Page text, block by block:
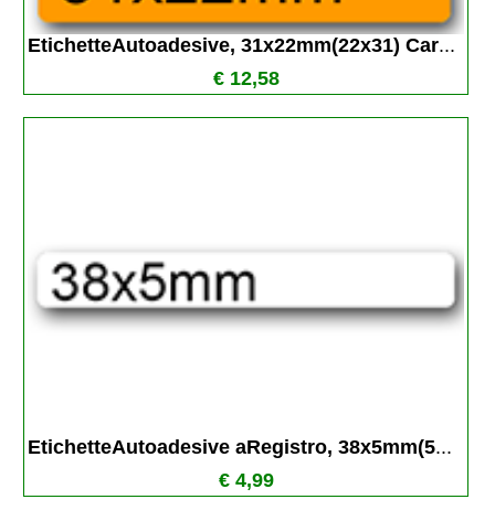
EtichetteAutoadesive, 31x22mm(22x31) Car...
€ 12,58
EtichetteAutoadesive aRegistro, 38x5mm(5...
€ 4,99